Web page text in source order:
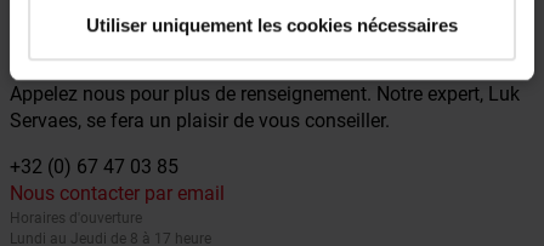
Utiliser uniquement les cookies nécessaires
Une question ?
Appelez nous pour plus de renseignement. Notre expert, Luk
Servaes, se fera un plaisir de vous conseiller.
+32 (0) 67 47 03 85
Nous contacter par email
Horaires d'ouverture
Lundi au Jeudi de 8 à 17 heure